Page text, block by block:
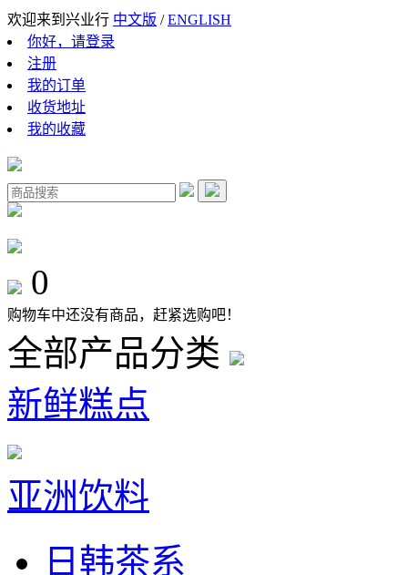
欢迎来到兴业行 中文版 /ENGLISH
你好，请登录
注册
我的订单
收货地址
我的收藏
0
购物车中还没有商品，赶紧选购吧！
全部产品分类
新鲜糕点
亚洲饮料
日韩茶系